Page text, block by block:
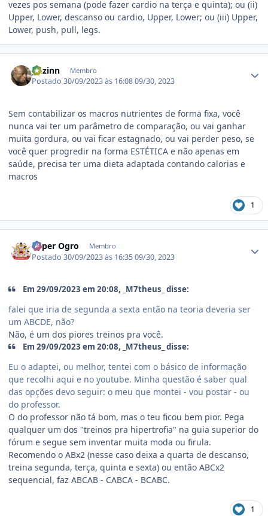
vezes pos semana (pode fazer cardio na terça e quinta); ou (ii)
Upper, Lower, descanso ou cardio, Upper, Lower; ou (iii) Upper,
Lower, push, pull, legs.
ghzinn Membro
Postado30/09/2023 às 16:0809/30, 2023
Sem contabilizar os macros nutrientes de forma fixa, você
nunca vai ter um parâmetro de comparação, ou vai ganhar
muita gordura, ou vai ficar estagnado, ou vai perder peso, se
você quer progredir na forma ESTÉTICA e não apenas em
saúde, precisa ter uma dieta adaptada contando calorias e
macros
1
Super Ogro Membro
Postado30/09/2023 às 16:3509/30, 2023
Em 29/09/2023 em 20:08, _M7theus_ disse:
falei que iria de segunda a sexta então na teoria deveria ser
um ABCDE, não?
Não, é um dos piores treinos pra você.
Em 29/09/2023 em 20:08, _M7theus_ disse:
Eu o adaptei, ou melhor, tentei com o básico de informação
que recolhi aqui e no youtube. Minha questão é saber qual
das opções devo seguir: o meu que montei - vou postar - ou
do professor.
O do professor não tá bom, mas o teu ficou bem pior. Pega
qualquer um dos "treinos pra hipertrofia" na guia superior do
fórum e segue sem inventar muita moda ou firula.
Recomendo o ABx2 (nesse caso deixa a quarta de descanso,
treina segunda, terça, quinta e sexta) ou então ABCx2
sequencial, faz ABCAB - CABCA - BCABC.
1